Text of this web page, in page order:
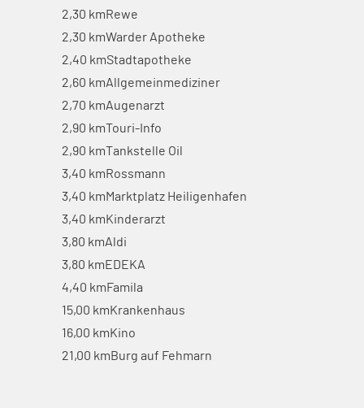
2,30 kmRewe
2,30 kmWarder Apotheke
2,40 kmStadtapotheke
2,60 kmAllgemeinmediziner
2,70 kmAugenarzt
2,90 kmTouri-Info
2,90 kmTankstelle Oil
3,40 kmRossmann
3,40 kmMarktplatz Heiligenhafen
3,40 kmKinderarzt
3,80 kmAldi
3,80 kmEDEKA
4,40 kmFamila
15,00 kmKrankenhaus
16,00 kmKino
21,00 kmBurg auf Fehmarn